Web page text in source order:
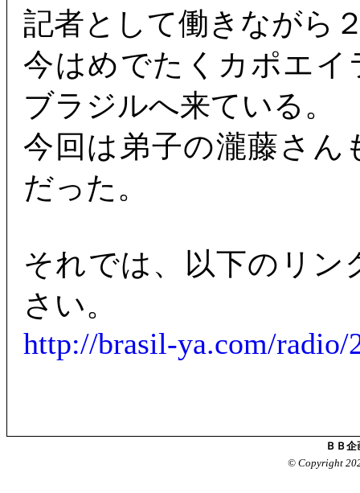
記者として働きながら
今はめでたくカポエイ
ブラジルへ来ている。
今回は弟子の瀧藤さん
だった。
それでは、以下のリ
さい。
http://brasil-ya.com/radio/
ＢＢ
© Copyright